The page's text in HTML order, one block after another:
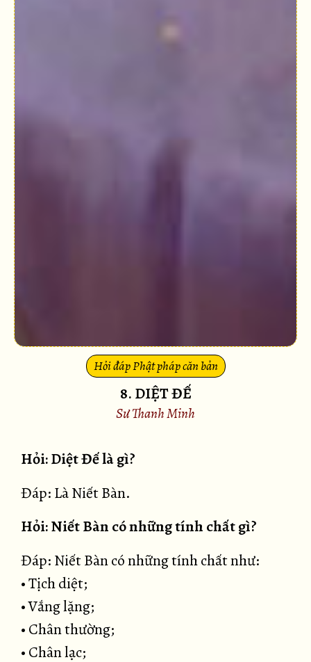
Hỏi đáp Phật pháp căn bản
8. DIỆT ĐẾ
Sư Thanh Minh
Hỏi: Diệt Đế là gì?
Đáp: Là Niết Bàn.
Hỏi: Niết Bàn có những tính chất gì?
Đáp: Niết Bàn có những tính chất như:
• Tịch diệt;
• Vắng lặng;
• Chân thường;
• Chân lạc;